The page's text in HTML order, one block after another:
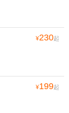
¥230起
¥199起